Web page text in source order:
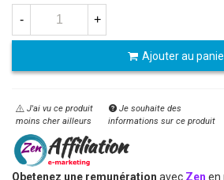
- +
Ajouter au
J'ai vu ce produit
moins cher ailleurs
Je souhaite des
informations sur ce produit
Obetenez une remunération avec Zen en